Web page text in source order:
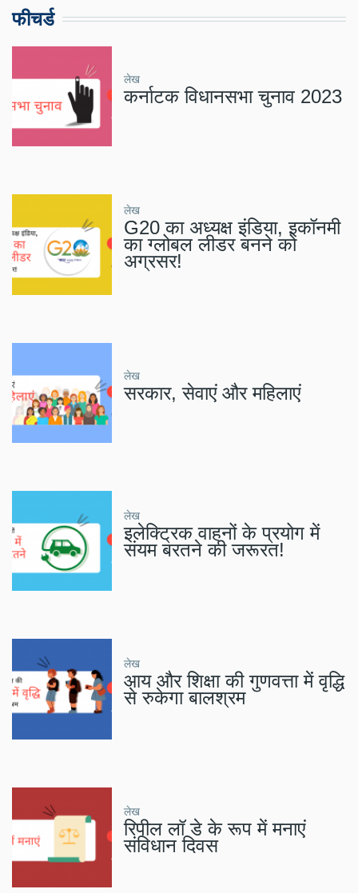
फीचर्ड
लेख
कर्नाटक विधानसभा चुनाव 2023
लेख
G20 का अध्यक्ष इंडिया, इकॉनमी
का ग्लोबल लीडर बनने को
अग्रसर!
लेख
सरकार, सेवाएं और महिलाएं
लेख
इलेक्ट्रिक वाहनों के प्रयोग में
संयम बरतने की जरूरत!
लेख
आय और शिक्षा की गुणवत्ता में वृद्धि
से रुकेगा बालश्रम
लेख
रिपील लॉ डे के रूप में मनाएं
संविधान दिवस